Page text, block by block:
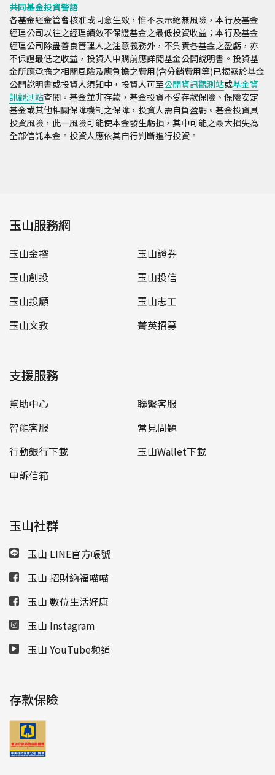
共同基金投資警語
各基金經金管會核准或同意生效，惟不表示絕無風險，本行及基金
經理公司以往之經理績效不保證基金之最低投資收益；本行及基金
經理公司除盡善良管理人之注意義務外，不負責各基金之盈虧，亦
不保證最低之收益，投資人申購前應詳閱基金公開說明書。投資基
金所應承擔之相關風險及應負擔之費用(含分銷費用等)已揭露於基金
公開說明書或投資人須知中，投資人可至公開資訊觀測站或基金資
訊觀測站查閱。基金並非存款，基金投資不受存款保險、保險安定
基金或其他相關保障機制之保障，投資人需自負盈虧。基金投資具
投資風險，此一風險可能使本金發生虧損，其中可能之最大損失為
全部信託本金。投資人應依其自行判斷進行投資。
玉山服務網
玉山金控
玉山證券
玉山創投
玉山投信
玉山投顧
玉山志工
玉山文教
菁英招募
支援服務
幫助中心
聯繫客服
智能客服
常見問題
行動銀行下載
玉山Wallet下載
申訴信箱
玉山社群
玉山 LINE官方帳號
玉山 招財納福喵喵
玉山 數位生活好康
玉山 Instagram
玉山 YouTube頻道
存款保險